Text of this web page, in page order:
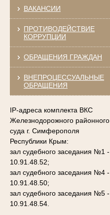
ВАКАНСИИ
ПРОТИВОДЕЙСТВИЕ
КОРРУПЦИИ
ОБРАЩЕНИЯ ГРАЖДАН
ВНЕПРОЦЕССУАЛЬНЫЕ
ОБРАЩЕНИЯ
IP-адреса комплекта ВКС
Железнодорожного районного
суда г. Симферополя
Республики Крым:
зал судебного заседания №1 -
10.91.48.52;
зал судебного заседания №4 -
10.91.48.50;
зал судебного заседания №5 -
10.91.48.54.